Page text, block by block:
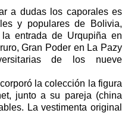
a dudas los caporales es
y populares de Bolivia,
entrada de Urqupiña en
Gran Poder en La Pazy
de los nueve
la colección la figura
junto a su pareja (china
La vestimenta original